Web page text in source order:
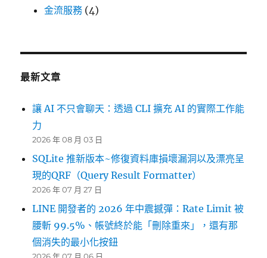
金流服務 (4)
最新文章
讓 AI 不只會聊天：透過 CLI 擴充 AI 的實際工作能
力
2026 年 08 月 03 日
SQLite 推新版本~修復資料庫損壞漏洞以及漂亮呈
現的QRF（Query Result Formatter）
2026 年 07 月 27 日
LINE 開發者的 2026 年中震撼彈：Rate Limit 被
腰斬 99.5%、帳號終於能「刪除重來」，還有那
個消失的最小化按鈕